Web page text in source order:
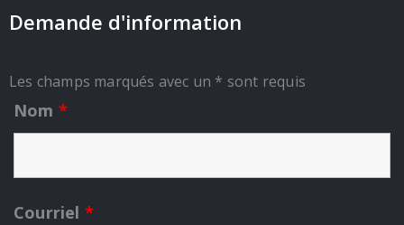
Demande d'information
Les champs marqués avec un * sont requis
Nom *
Courriel *